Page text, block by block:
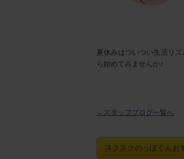
夏休みはついつい生活リ
ら始めてみませんか♪
←スタッフブログ一覧へ
スクスクのっぽくんお